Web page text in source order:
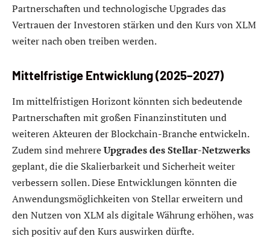
Partnerschaften und technologische Upgrades das
Vertrauen der Investoren stärken und den Kurs von XLM
weiter nach oben treiben werden.
Mittelfristige Entwicklung (2025–2027)
Im mittelfristigen Horizont könnten sich bedeutende
Partnerschaften mit großen Finanzinstituten und
weiteren Akteuren der Blockchain-Branche entwickeln.
Zudem sind mehrereUpgrades des Stellar-Netzwerks
geplant, die die Skalierbarkeit und Sicherheit weiter
verbessern sollen. Diese Entwicklungen könnten die
Anwendungsmöglichkeiten von Stellar erweitern und
den Nutzen von XLM als digitale Währung erhöhen, was
sich positiv auf den Kurs auswirken dürfte.